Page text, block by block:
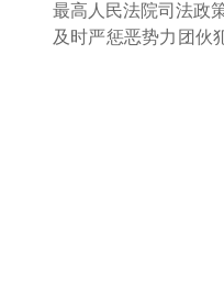
最高人民法院司法政
及时严惩恶势力团伙